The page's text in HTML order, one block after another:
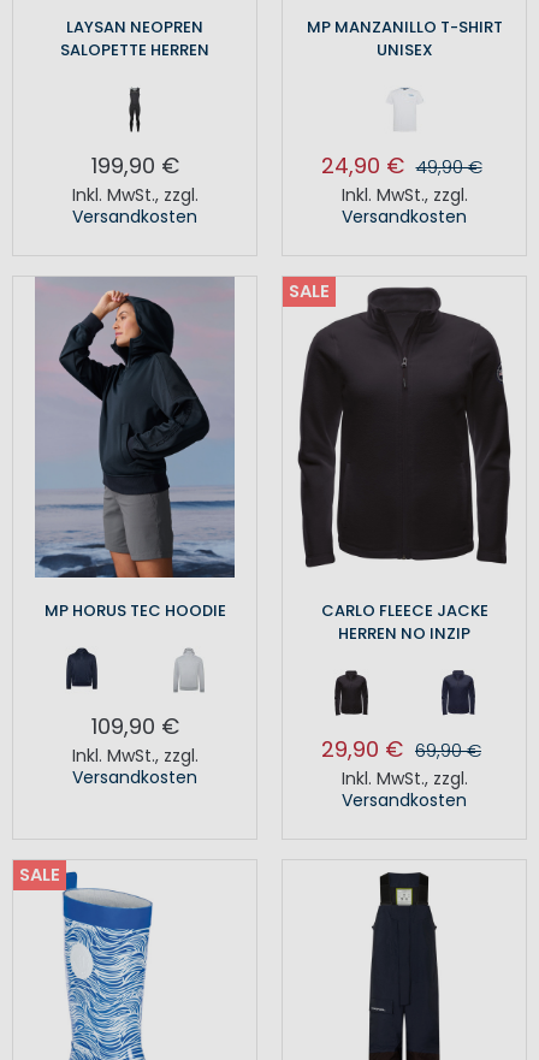
LAYSAN NEOPREN
SALOPETTE HERREN
199,90 €
Inkl. MwSt., zzgl.
Versandkosten
MP MANZANILLO T-SHIRT
UNISEX
24,90 € 49,90 €
Inkl. MwSt., zzgl.
Versandkosten
MP HORUS TEC HOODIE
109,90 €
Inkl. MwSt., zzgl.
Versandkosten
SALE
CARLO FLEECE JACKE
HERREN NO INZIP
29,90 € 69,90 €
Inkl. MwSt., zzgl.
Versandkosten
SALE